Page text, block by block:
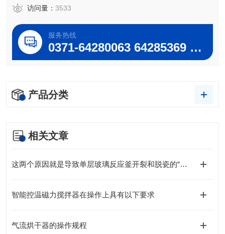
访问量： 3533
服务热线
0371-64280063 64285369 64285222
产品分类
相关文章
这两个原因就是导致单层玻璃反应釜开裂和脱瓷的“元凶”
智能控温磁力搅拌器在操作上具有以下要求
气流烘干器的操作规程